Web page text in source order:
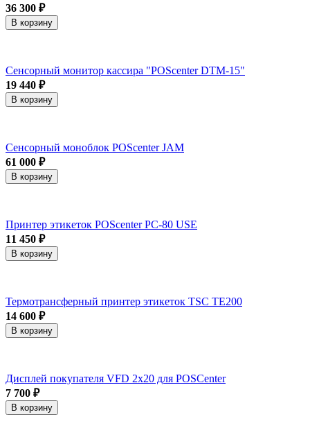
36 300 ₽
В корзину
Сенсорный монитор кассира "POScenter DTM-15"
19 440 ₽
В корзину
Сенсорный моноблок POScenter JAM
61 000 ₽
В корзину
Принтер этикеток POScenter PC-80 USE
11 450 ₽
В корзину
Термотрансферный принтер этикеток TSC TE200
14 600 ₽
В корзину
Дисплей покупателя VFD 2x20 для POSCenter
7 700 ₽
В корзину